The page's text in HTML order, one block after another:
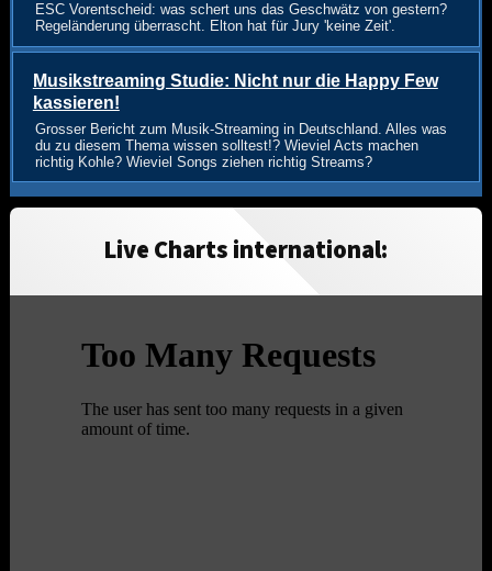
ESC Vorentscheid: was schert uns das Geschwätz von gestern?
Regeländerung überrascht. Elton hat für Jury 'keine Zeit'.
Musikstreaming Studie: Nicht nur die Happy Few
kassieren!
Grosser Bericht zum Musik-Streaming in Deutschland. Alles was
du zu diesem Thema wissen solltest!? Wieviel Acts machen
richtig Kohle? Wieviel Songs ziehen richtig Streams?
Live Charts international: